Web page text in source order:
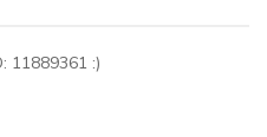
11889361 :)